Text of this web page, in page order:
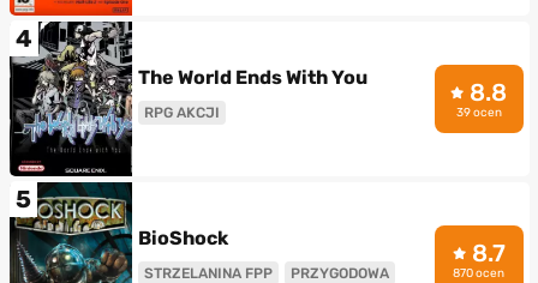
4
The World Ends With You
RPG AKCJI
8.8
39 ocen
5
BioShock
STRZELANINA FPP PRZYGODOWA
8.7
870 ocen